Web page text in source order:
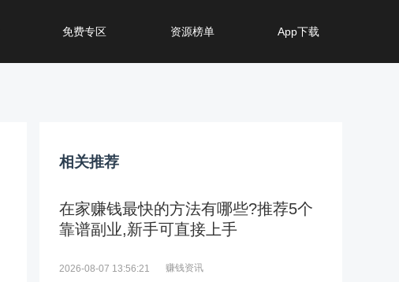
免费专区 资源榜单 App下载
相关推荐
在家赚钱最快的方法有哪些?推荐5个
靠谱副业,新手可直接上手
2026-08-07 13:56:21 赚钱资讯